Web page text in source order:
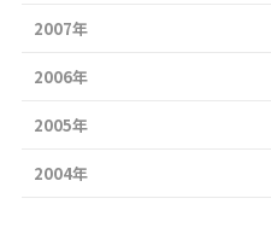
2007年
2006年
2005年
2004年